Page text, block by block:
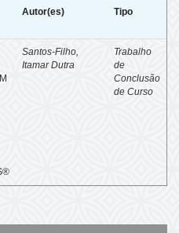
Autor(es) Tipo
Santos-Filho,
Itamar Dutra
Trabalho
de
Conclusão
de Curso